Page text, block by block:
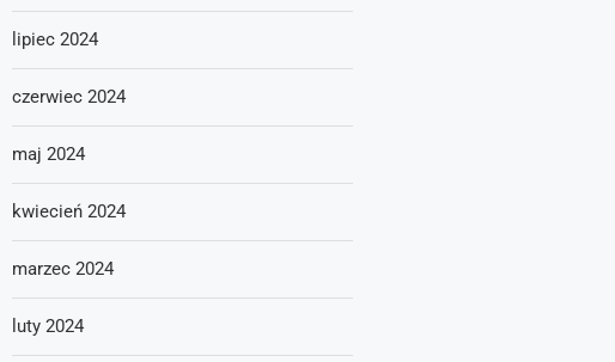
lipiec 2024
czerwiec 2024
maj 2024
kwiecień 2024
marzec 2024
luty 2024